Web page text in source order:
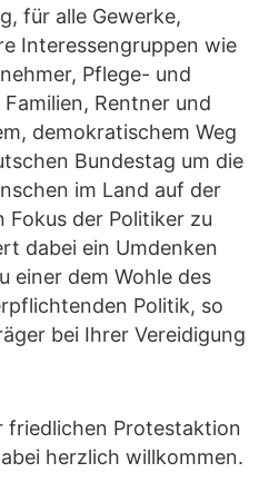
für alle Gewerke,
Interessengruppen wie
Pflege- und
Rentner und
demokratischem Weg
Bundestag um die
im Land auf der
Fokus der Politiker zu
dabei ein Umdenken
einer dem Wohle des
Politik, so
bei Ihrer Vereidigung
friedlichen Protestaktion
herzlich willkommen.